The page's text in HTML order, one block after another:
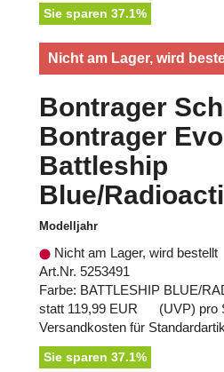
Sie sparen 37.1%
Nicht am Lager, wird
Bontrager
Bontrager
Battleship
Blue/Radioacti
Modelljahr
Nicht am Lager, wird bestellt
Art.Nr. 5253491
Farbe: BATTLESHIP BLUE/
statt 119,99 EUR (UVP) pro
Versandkosten für
Sie sparen 37.1%